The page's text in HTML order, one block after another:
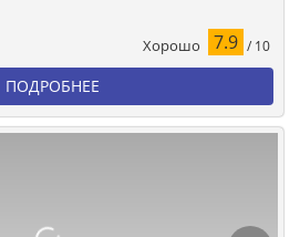
Хорошо 7.9 / 10
ПОДРОБНЕЕ